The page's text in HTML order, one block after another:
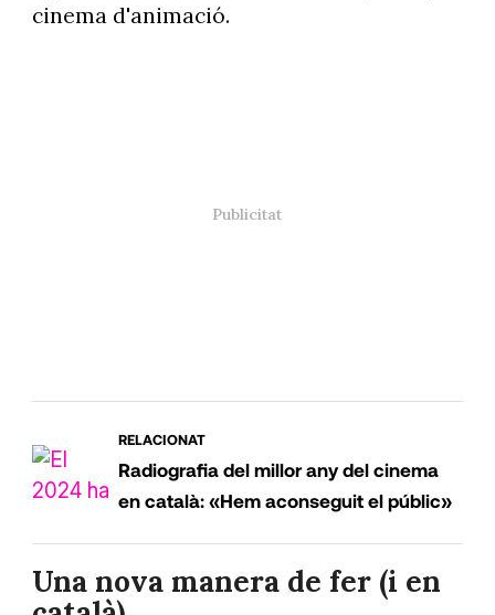
cinema d'animació.
RELACIONAT
Radiografia del millor any del cinema
en català: «Hem aconseguit el públic»
Una nova manera de fer (i en